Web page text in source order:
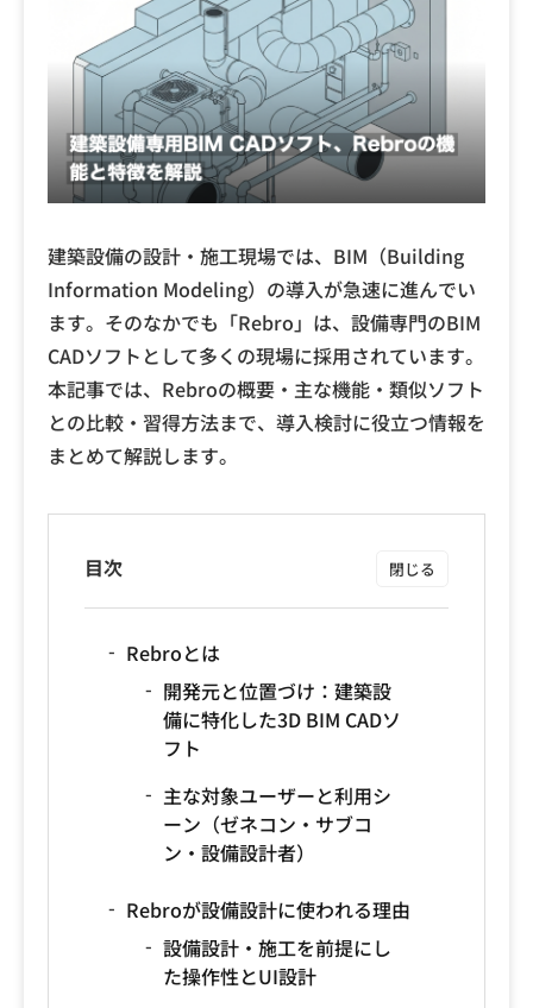
建築設備の設計・施工現場では、BIM（Building
Information Modeling）の導入が急速に進んでい
ます。そのなかでも「Rebro」は、設備専門のBIM
CADソフトとして多くの現場に採用されています。
本記事では、Rebroの概要・主な機能・類似ソフト
との比較・習得方法まで、導入検討に役立つ情報を
まとめて解説します。
目次
Rebroとは
開発元と位置づけ：建築設
備に特化した3D BIM CADソ
フト
主な対象ユーザーと利用シ
ーン（ゼネコン・サブコ
ン・設備設計者）
Rebroが設備設計に使われる理由
設備設計・施工を前提にし
た操作性とUI設計